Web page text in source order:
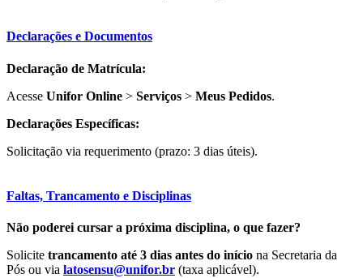
Declarações e Documentos
Declaração de Matrícula:
Acesse Unifor Online > Serviços > Meus Pedidos.
Declarações Específicas:
Solicitação via requerimento (prazo: 3 dias úteis).
Faltas, Trancamento e Disciplinas
Não poderei cursar a próxima disciplina, o que fazer?
Solicite trancamento até 3 dias antes do início na Secretaria da
Pós ou via latosensu@unifor.br (taxa aplicável).